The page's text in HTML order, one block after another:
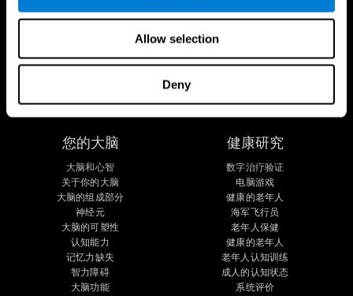
Allow selection
Deny
您的大脑
大脑和心智
关于你的大脑
大脑的组成部分
神经元
大脑的可塑性
认知能力
记忆力缺失
智力障碍
大脑功能
健康研究
数字治疗验证
电脑游戏
健康的老年人
海军飞行员
老年人保健
健康的老年人
老年人认知训练
成人的认知状态
系统评价